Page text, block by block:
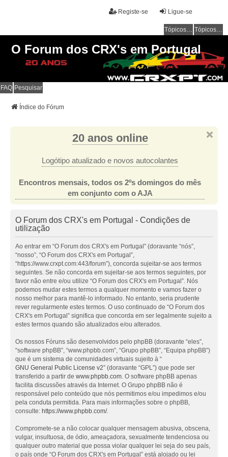
Ligue-se
Registe-se
Tópicos sem resposta Tópicos ativos
O Forum dos CRX's em Portugal
FAQ Pesquisar
Índice do Fórum
20 anos online
Logótipo atualizado e novos autocolantes
Encontros mensais, todos os 2ºs domingos do mês
em conjunto com o AJA
O Forum dos CRX's em Portugal - Condições de
utilização
Ao entrar em “O Forum dos CRX's em Portugal” (doravante “nós”,
“nosso”, “O Forum dos CRX's em Portugal”,
“https://www.crxpt.com:443/forum”), concorda sujeitar-se aos termos
seguintes. Se não concorda em sujeitar-se aos termos seguintes, por
favor não entre e/ou utilize “O Forum dos CRX's em Portugal”. Nós
podemos mudar estes termos a qualquer momento e vamos fazer o
nosso melhor para mantê-lo informado. No entanto, seria prudente
rever regularmente estes termos. O uso continuado de “O Forum dos
CRX's em Portugal” significa que concorda em ser legalmente sujeito a
estes termos quando são atualizados e/ou alterados.
Os nossos Fóruns são desenvolvidos pelo phpBB (doravante “eles”,
“software phpBB”, “www.phpbb.com”, “Grupo phpBB”, “Equipa phpBB”)
que é um sistema de comunidades virtuais sujeito à “
GNU General Public License v2” (doravante “GPL”) que pode ser
transferido a partir de www.phpbb.com. O software phpBB apenas
facilita discussões através da Internet. O Grupo phpBB não é
responsável pelo conteúdo que nós permitimos e/ou impedimos e/ou
pela conduta permitida. Para mais informações sobre o phpBB,
consulte: https://www.phpbb.com/.
Compromete-se a não colocar qualquer mensagem abusiva, obscena,
vulgar, insultuosa, de ódio, ameaçadora, sexualmente tendenciosa ou
qualquer outro material que possa violar qualquer lei seja do seu país,
o país onde “O Forum dos CRX's em Portugal” está alojado ou lei